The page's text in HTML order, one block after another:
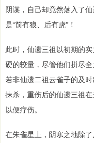
阴谋，自己却竟然落入了
是“前有狼、后有虎”！
此时，仙遗三祖以初期的
硬的较量，尽管他们拼尽
若非仙遗二祖云雀子的及
抹杀，重伤后的仙遗三祖
以便疗伤。
在朱雀星上，阴寒之地除